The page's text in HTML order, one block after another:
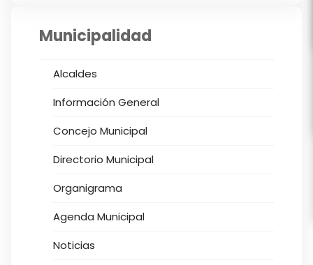
Municipalidad
Alcaldes
Información General
Concejo Municipal
Directorio Municipal
Organigrama
Agenda Municipal
Noticias